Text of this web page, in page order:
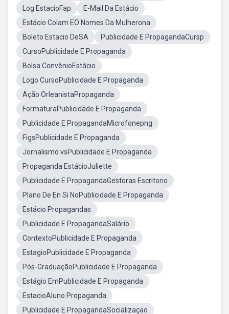
Log EstacioFap
E-Mail Da Estácio
Estácio Colam EO Nomes Da Mulherona
Boleto Estacio DeSA
Publicidade E PropagandaCursp
CursoPublicidade E Propaganda
Bolsa ConvênioEstácio
Logo CursoPublicidade E Propaganda
Ação OrleanistaPropaganda
FormaturaPublicidade E Propaganda
Publicidade E PropagandaMicrofonepng
FigsPublicidade E Propaganda
Jornalismo vsPublicidade E Propaganda
Propaganda EstácioJuliette
Publicidade E PropagandaGestoras Escritorio
Plano De En Si NoPublicidade E Propaganda
Estácio Propagandas
Publicidade E PropagandaSalário
ContextoPublicidade E Propaganda
EstagioPublicidade E Propaganda
Pós-GraduaçãoPublicidade E Propaganda
Estágio EmPublicidade E Propaganda
EstacioAluno Propaganda
Publicidade E PropagandaSocializaçao